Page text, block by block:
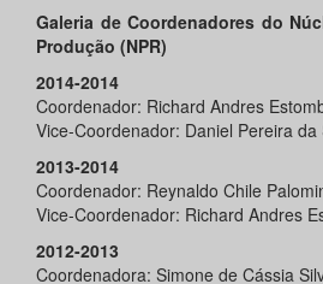
Galeria de Coordenadores do
Produção (NPR)
2014-2014
Coordenador: Richard Andres
Vice-Coordenador: Daniel Pereira da
2013-2014
Coordenador: Reynaldo Chile
Vice-Coordenador: Richard Andres
2012-2013
Coordenadora: Simone de Cássia